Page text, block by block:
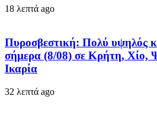
18 λεπτά ago
Πυροσβεστική: Πολύ υψηλός
σήμερα (8/08) σε Κρήτη, Χίο,
Ικαρία
32 λεπτά ago